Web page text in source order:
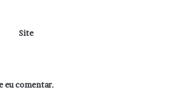
Site
eu comentar.